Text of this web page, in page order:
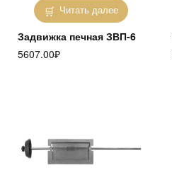
Читать далее
Задвижка печная ЗВП-6
5607.00₽